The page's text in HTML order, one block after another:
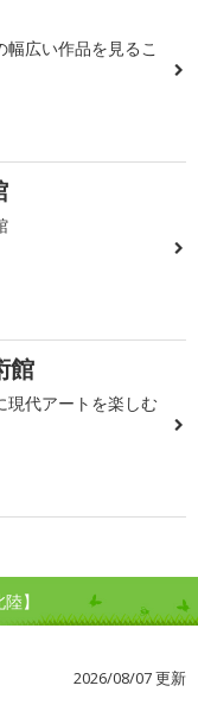
広い作品を見るこ
館
現代アートを楽しむ
】
2026/08/07 更新